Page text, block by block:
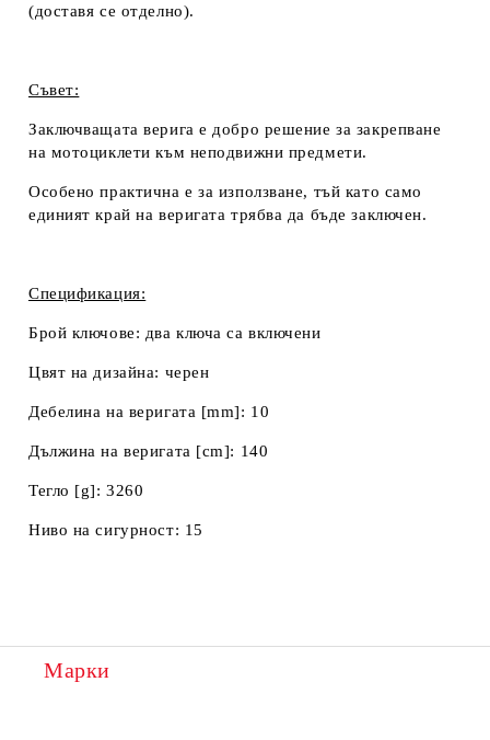
(доставя се отделно).
Съвет:
Заключващата верига е добро решение за закрепване
на мотоциклети към неподвижни предмети.
Особено практична е за използване, тъй като само
единият край на веригата трябва да бъде заключен.
Спецификация:
Брой ключове: два ключа са включени
Цвят на дизайна: черен
Дебелина на веригата [mm]: 10
Дължина на веригата [cm]: 140
Тегло [g]:3260
Ниво на сигурност: 15
Марки